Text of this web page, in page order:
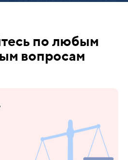
по любым
вопросам